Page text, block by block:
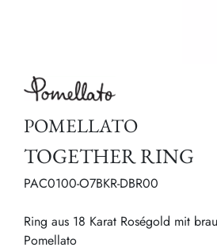
POMELLATO
TOGETHER RING
PAC0100-O7BKR-DBR00
Ring aus 18 Karat Roségold mit
Pomellato